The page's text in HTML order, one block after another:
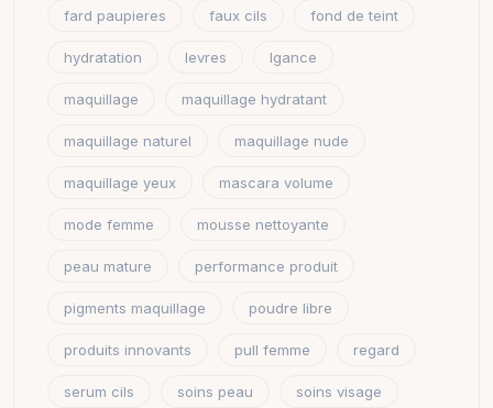
fard paupieres faux cils fond de teint
hydratation levres lgance
maquillage maquillage hydratant
maquillage naturel maquillage nude
maquillage yeux mascara volume
mode femme mousse nettoyante
peau mature performance produit
pigments maquillage poudre libre
produits innovants pull femme regard
serum cils soins peau soins visage